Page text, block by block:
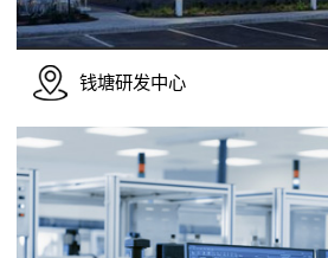
钱塘研发中心